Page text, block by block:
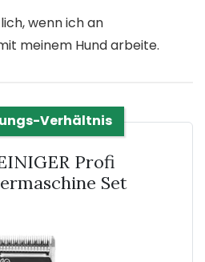
wenn ich an
meinem Hund arbeite.
Verhältnis
Profi
Set